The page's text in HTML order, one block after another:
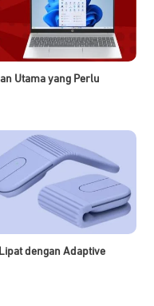
Utama yang Perlu
dengan Adaptive